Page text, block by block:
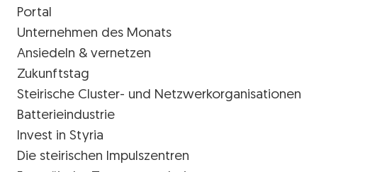
Portal
Unternehmen des Monats
Ansiedeln & vernetzen
Zukunftstag
Steirische Cluster- und Netzwerkorganisationen
Batterieindustrie
Invest in Styria
Die steirischen Impulszentren